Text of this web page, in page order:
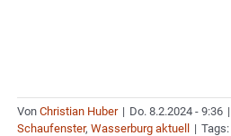
Von Christian Huber | Do. 8.2.2024 - 9:36 |
Schaufenster, Wasserburg aktuell | Tags: